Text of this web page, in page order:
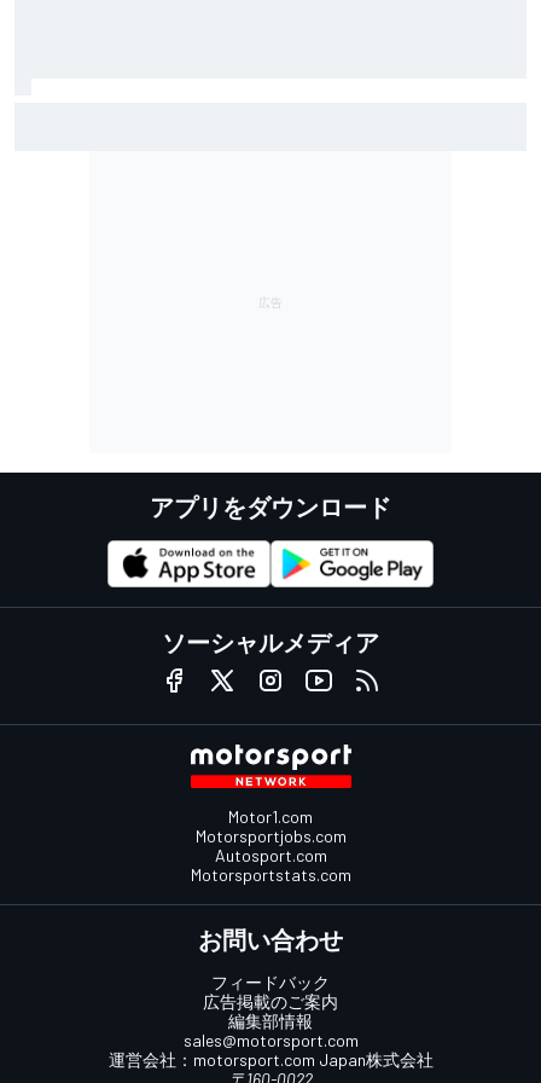
アプリをダウンロード
ソーシャルメディア
Motor1.com
Motorsportjobs.com
Autosport.com
Motorsportstats.com
お問い合わせ
フィードバック
広告掲載のご案内
編集部情報
sales@motorsport.com
運営会社： motorsport.com Japan株式会社